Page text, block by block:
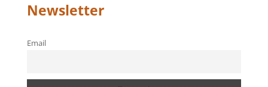
Newsletter
Email